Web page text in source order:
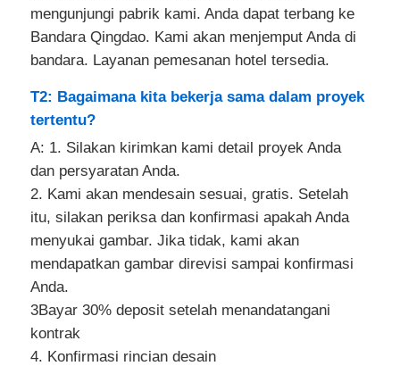
mengunjungi pabrik kami. Anda dapat terbang ke
Bandara Qingdao. Kami akan menjemput Anda di
bandara. Layanan pemesanan hotel tersedia.
T2: Bagaimana kita bekerja sama dalam proyek
tertentu?
A: 1. Silakan kirimkan kami detail proyek Anda
dan persyaratan Anda.
2. Kami akan mendesain sesuai, gratis. Setelah
itu, silakan periksa dan konfirmasi apakah Anda
menyukai gambar. Jika tidak, kami akan
mendapatkan gambar direvisi sampai konfirmasi
Anda.
3Bayar 30% deposit setelah menandatangani
kontrak
4. Konfirmasi rincian desain